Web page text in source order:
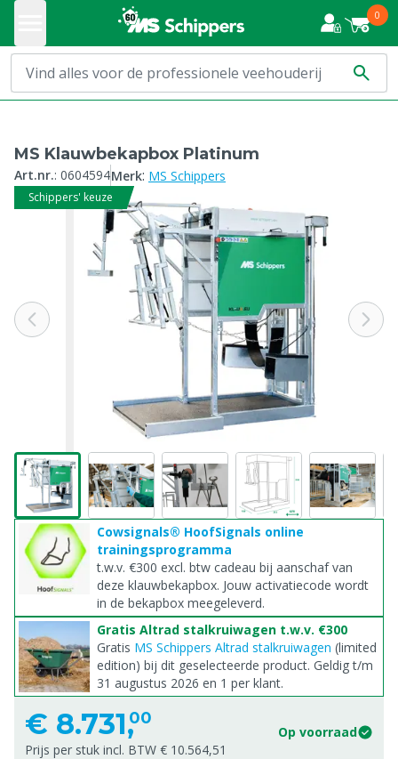
0
MS Klauwbekapbox Platinum
Art.nr.: 0604594Merk: MS Schippers
Schippers' keuze
Cowsignals® HoofSignals online
trainingsprogramma
t.w.v. €300 excl. btw cadeau bij aanschaf van
deze klauwbekapbox. Jouw activatiecode wordt
in de bekapbox meegeleverd.
Gratis Altrad stalkruiwagen t.w.v. €300
Gratis MS Schippers Altrad stalkruiwagen (limited
edition) bij dit geselecteerde product. Geldig t/m
31 augustus 2026 en 1 per klant.
€ 8.731,00
Op voorraad
Prijs per stuk incl. BTW € 10.564,51